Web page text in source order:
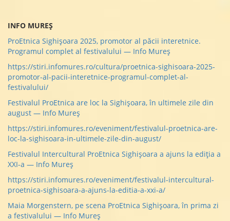
INFO MUREȘ
ProEtnica Sighișoara 2025, promotor al păcii interetnice.
Programul complet al festivalului — Info Mureș
https://stiri.infomures.ro/cultura/proetnica-sighisoara-2025-
promotor-al-pacii-interetnice-programul-complet-al-
festivalului/
Festivalul ProEtnica are loc la Sighișoara, în ultimele zile din
august — Info Mureș
https://stiri.infomures.ro/eveniment/festivalul-proetnica-are-
loc-la-sighisoara-in-ultimele-zile-din-august/
Festivalul Intercultural ProEtnica Sighișoara a ajuns la ediția a
XXI-a — Info Mureș
https://stiri.infomures.ro/eveniment/festivalul-intercultural-
proetnica-sighisoara-a-ajuns-la-editia-a-xxi-a/
Maia Morgenstern, pe scena ProEtnica Sighișoara, în prima zi
a festivalului — Info Mureș